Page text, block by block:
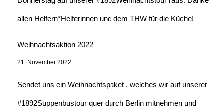
allen Helfern*Helferinnen und dem THW für die Küche!
Weihnachtsaktion 2022
21. November 2022
Sendet uns ein Weihnachtspaket , welches wir auf unserer
#1892Suppenbustour quer durch Berlin mitnehmen und